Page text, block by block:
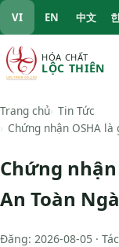
VI EN 中文
HÓA CHẤT
LỘC THIÊN
Trang chủ Tin Tức
Chứng nhận OSHA là
Chứng nhận
An Toàn
Đăng: 2026-08-05 ·